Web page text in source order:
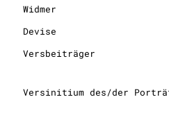
Widmer
Devise
Versbeiträger
Versinitium des/der